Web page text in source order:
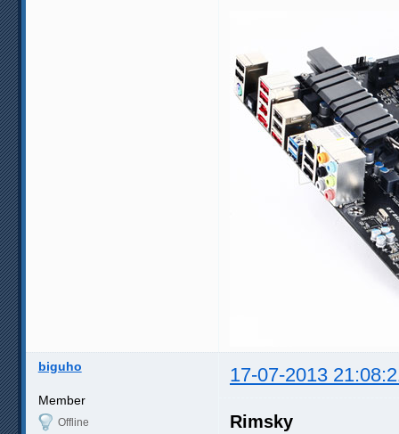
biguho 17-07-2013
Member
Offline
Rimsky